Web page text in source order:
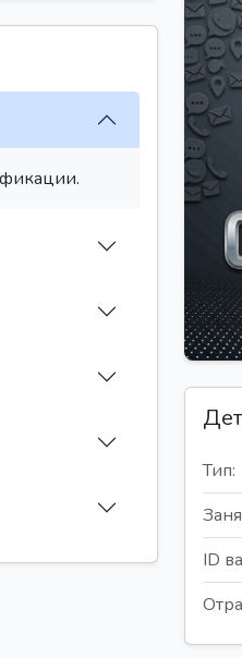
Тип:
ID